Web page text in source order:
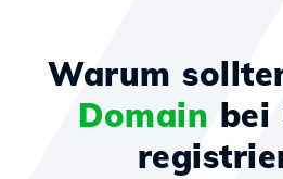
Warum
Domain bei